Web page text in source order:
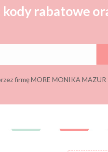
rabatowe
firmę MORE MONIKA MAZUR